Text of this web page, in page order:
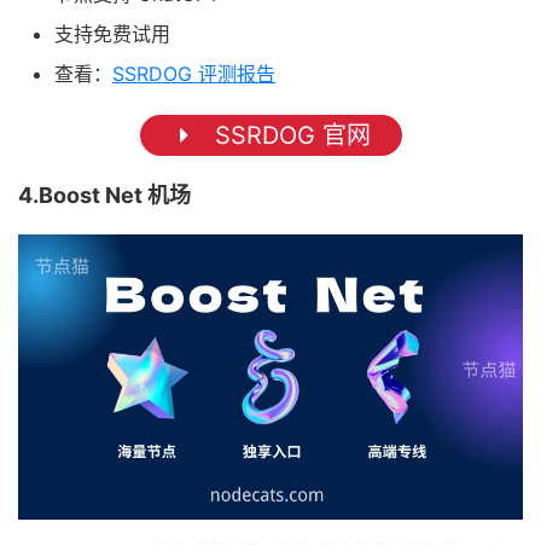
支持免费试用
查看： SSRDOG 评测报告
SSRDOG 官网
4.Boost Net 机场